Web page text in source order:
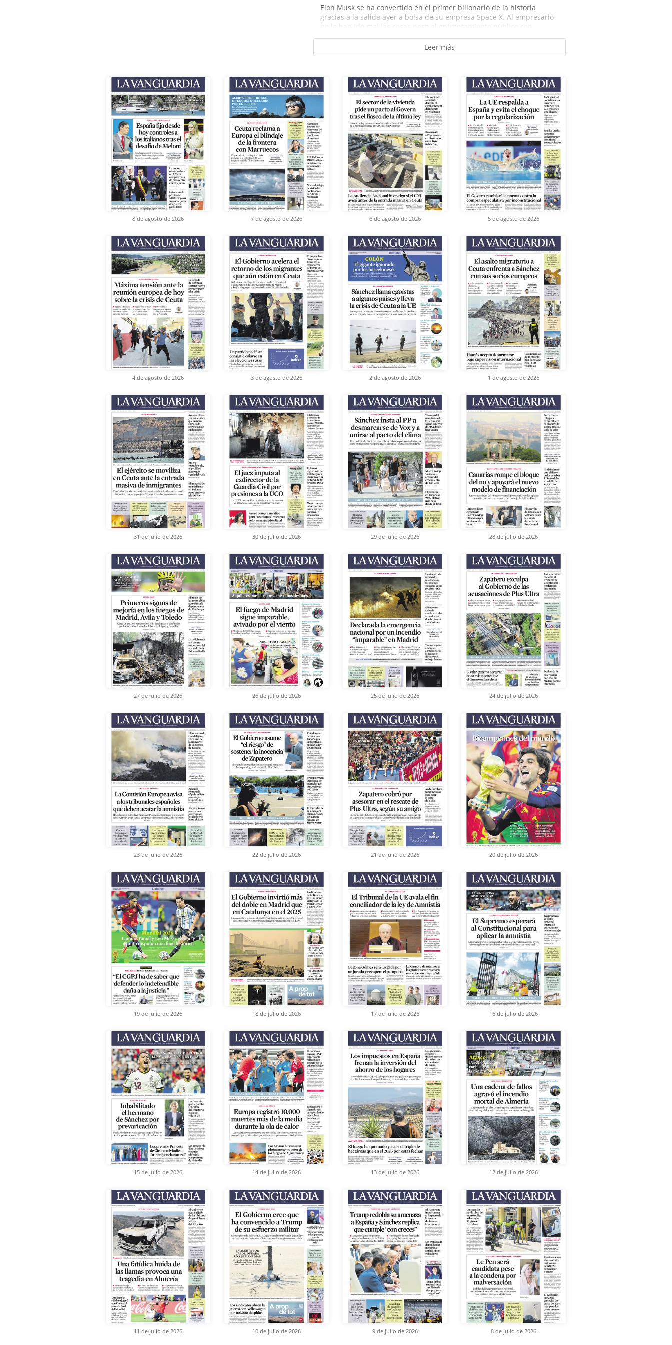
Elon Musk se ha convertido en el primer billonario de la historia
gracias a la salida ayer a bolsa de su empresa Space X. Al empresario
no le han ido mal las cosas pese al enfrentamiento público con...
Leer más
8 de agosto de 2026 7 de agosto de 2026 6 de agosto de 2026 5 de agosto de 2026
4 de agosto de 2026 3 de agosto de 2026 2 de agosto de 2026 1 de agosto de 2026
31 de julio de 2026 30 de julio de 2026 29 de julio de 2026 28 de julio de 2026
27 de julio de 2026 26 de julio de 2026 25 de julio de 2026 24 de julio de 2026
23 de julio de 2026 22 de julio de 2026 21 de julio de 2026 20 de julio de 2026
19 de julio de 2026 18 de julio de 2026 17 de julio de 2026 16 de julio de 2026
15 de julio de 2026 14 de julio de 2026 13 de julio de 2026 12 de julio de 2026
11 de julio de 2026 10 de julio de 2026 9 de julio de 2026 8 de julio de 2026